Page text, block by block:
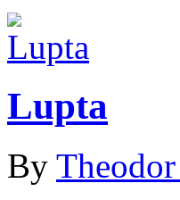
Lupta
By